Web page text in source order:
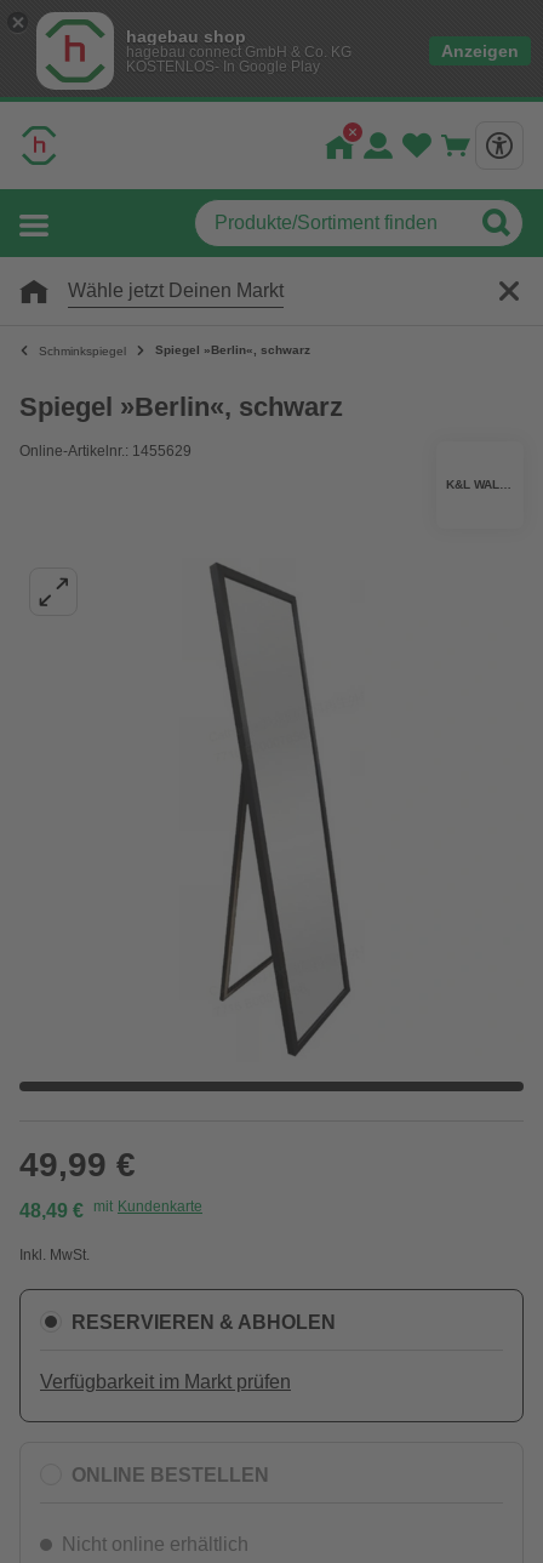
hagebau shop
hagebau connect GmbH & Co. KG
KOSTENLOS- In Google Play
Anzeigen
Wähle jetzt Deinen Markt
Schminkspiegel Spiegel »Berlin«, schwarz
Spiegel »Berlin«, schwarz
Online-Artikelnr.: 1455629
49,99 €
48,49 € mit Kundenkarte
Inkl. MwSt.
RESERVIEREN & ABHOLEN
Verfügbarkeit im Markt prüfen
ONLINE BESTELLEN
Nicht online erhältlich